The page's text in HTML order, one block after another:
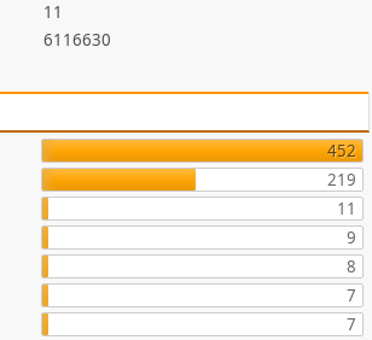
11
6116630
452
219
11
9
8
7
7